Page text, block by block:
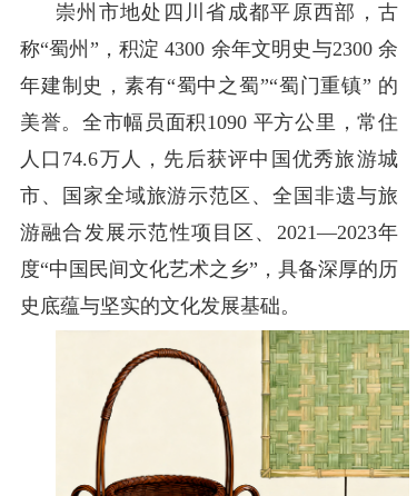
优秀案例
品牌孵化
饮用水专栏
关于我们
崇州市地处四川省成都平原西部，古
称“蜀州”，积淀 4300 余年文明史与2300 余
年建制史，素有“蜀中之蜀”“蜀门重镇” 的
美誉。全市幅员面积1090 平方公里，常住
人口74.6万人，先后获评中国优秀旅游城
市、国家全域旅游示范区、全国非遗与旅
游融合发展示范性项目区、2021—2023年
度“中国民间文化艺术之乡”，具备深厚的历
史底蕴与坚实的文化发展基础。